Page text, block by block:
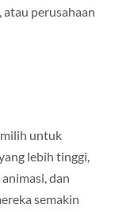
perusahaan
untuk
lebih tinggi,
dan
semakin